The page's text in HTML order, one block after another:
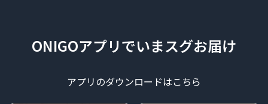
ONIGOアプリでいまスグお届け
アプリのダウンロードはこちら